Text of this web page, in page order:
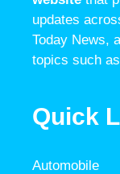
updates
Today News,
topics such
Quick
Automobile